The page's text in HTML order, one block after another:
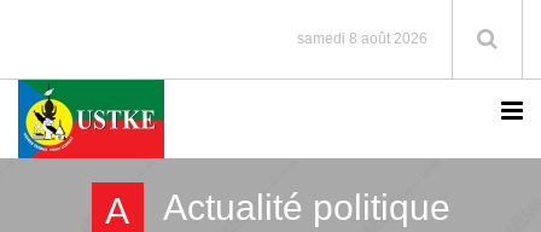
samedi 8 août 2026
A Actualité politique